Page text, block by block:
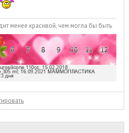
менее красивой, чем могла бы быть